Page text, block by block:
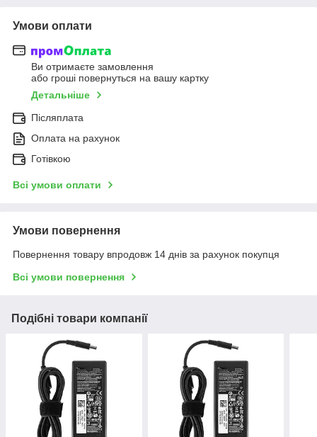
Умови оплати
Ви отримаєте замовлення
або гроші повернуться на вашу картку
Детальніше
Післяплата
Оплата на рахунок
Готівкою
Всі умови оплати
Умови повернення
Повернення товару впродовж 14 днів за рахунок покупця
Всі умови повернення
Подібні товари компанії